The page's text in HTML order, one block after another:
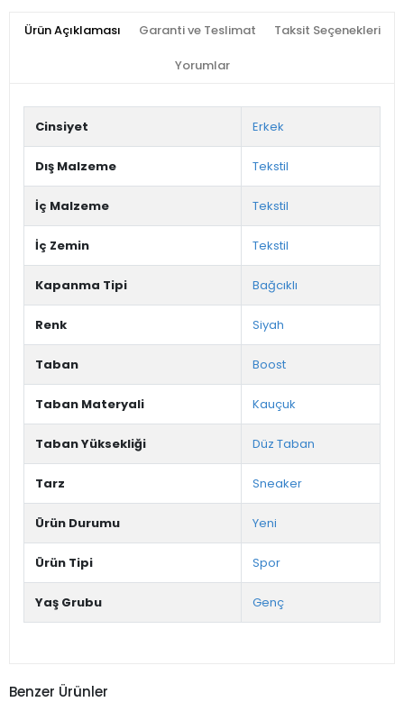
Ürün Açıklaması Garanti ve Teslimat Taksit Seçenekleri
Yorumlar
Cinsiyet Erkek
Dış Malzeme Tekstil
İç Malzeme Tekstil
İç Zemin Tekstil
Kapanma Tipi Bağcıklı
Renk Siyah
Taban Boost
Taban Materyali Kauçuk
Taban Yüksekliği Düz Taban
Tarz Sneaker
Ürün Durumu Yeni
Ürün Tipi Spor
Yaş Grubu Genç
Benzer Ürünler